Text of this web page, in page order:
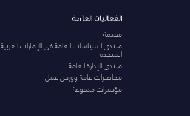
الفعاليات العامة
مقدمة
منتدى السياسات العامة في الإمارات العربية
المتحدة
منتدى الإدارة العامة
محاضرات عامة وورش عمل
مؤتمرات مدفوعة